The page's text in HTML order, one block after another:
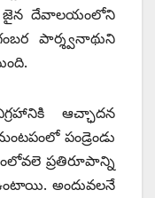
జైన దేవాలయంలోని
పార్శ్వనాథుని
ఆచ్ఛాదన
పండ్రెండు
ప్రతిరూపాన్ని
అందువలనే